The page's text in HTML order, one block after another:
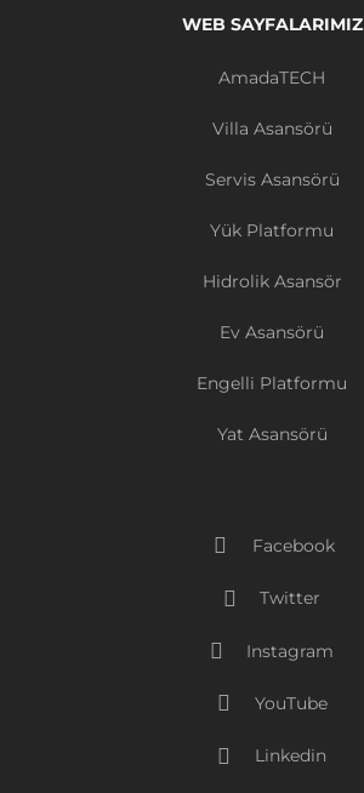
WEB SAYFALARIMIZ
AmadaTECH
Villa Asansörü
Servis Asansörü
Yük Platformu
Hidrolik Asansör
Ev Asansörü
Engelli Platformu
Yat Asansörü
Facebook
Twitter
Instagram
YouTube
Linkedin